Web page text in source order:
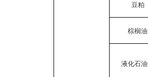
豆粕
棕榈油
液化石